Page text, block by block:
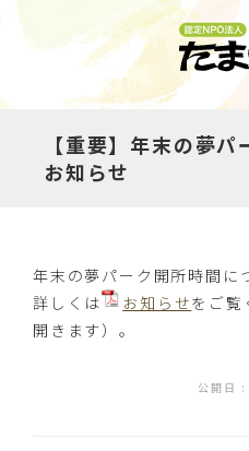
【重要】年末の夢
お知らせ
年末の夢パーク開所時間に
詳しくは
お知らせをご覧
開きます）。
公開日